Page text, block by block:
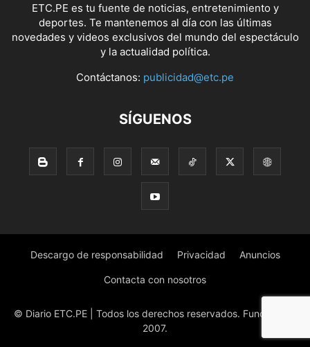
ETC.PE es tu fuente de noticias, entretenimiento y
deportes. Te mantenemos al día con las últimas
novedades y videos exclusivos del mundo del espectáculo
y la actualidad política.
Contáctanos: publicidad@etc.pe
SÍGUENOS
Descargo de responsabilidad Privacidad Anuncios
Contacta con nosotros
© Diario ETC.PE | Todos los derechos reservados. Fundado en
2007.